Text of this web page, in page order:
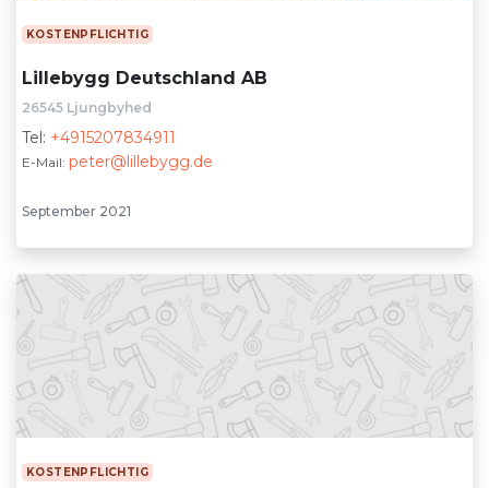
KOSTENPFLICHTIG
Lillebygg Deutschland AB
26545 Ljungbyhed
Tel: +4915207834911
E-Mail: peter@lillebygg.de
September 2021
KOSTENPFLICHTIG